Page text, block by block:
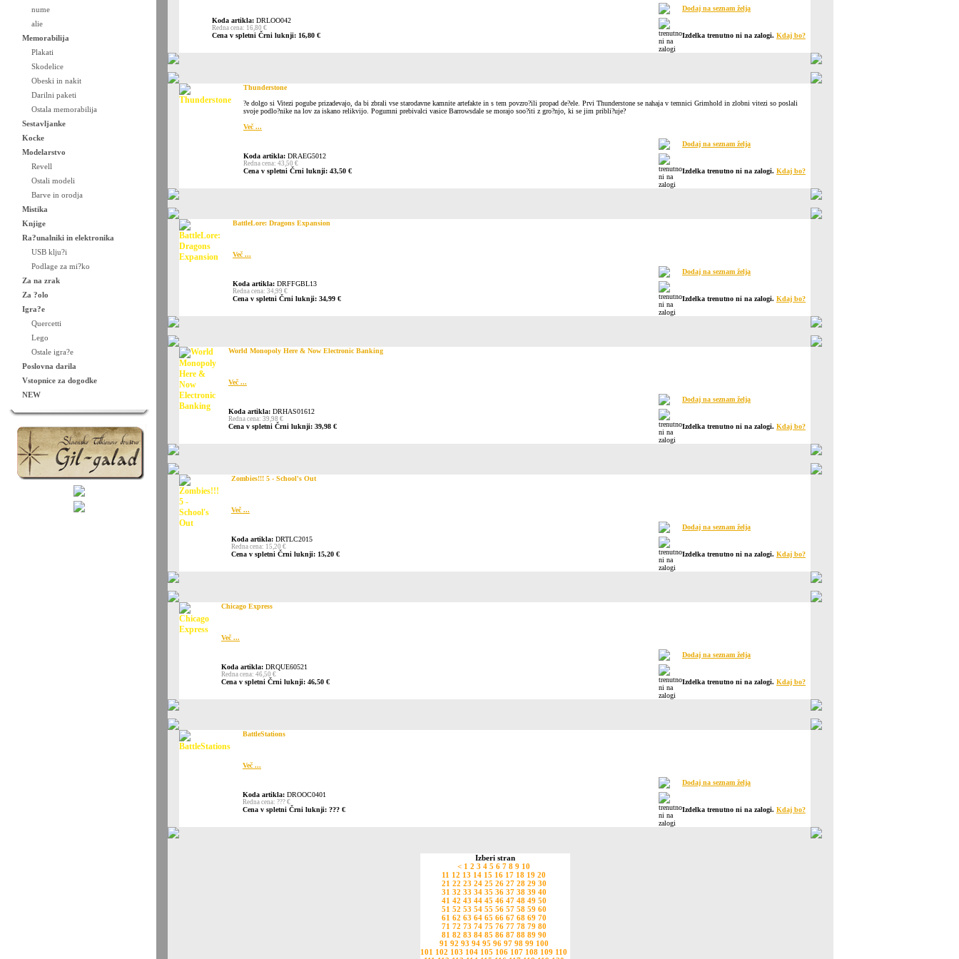
nume
alie
Memorabilija
Plakati
Skodelice
Obeski in nakit
Darilni paketi
Ostala memorabilija
Sestavljanke
Kocke
Modelarstvo
Revell
Ostali modeli
Barve in orodja
Mistika
Knjige
Ra?unalniki in elektronika
USB klju?i
Podlage za mi?ko
Za na zrak
Za ?olo
Igra?e
Quercetti
Lego
Ostale igra?e
Poslovna darila
Vstopnice za dogodke
NEW
Koda artikla: DRLOO042
Redna cena: 16,80 €
Cena v spletni Črni luknji: 16,80 €
Dodaj na seznam želja
Izdelka trenutno ni na zalogi. Kdaj bo?
Thunderstone
?e dolgo si Vitezi pogube prizadevajo, da bi zbrali vse starodavne kamnite artefakte in s tem povzro?ili propad de?ele. Prvi Thunderstone se nahaja v temnici Grimhold in zlobni vitezi so poslali
svoje podlo?nike na lov za iskano relikvijo. Pogumni prebivalci vasice Barrowsdale se morajo soo?iti z gro?njo, ki se jim pribli?uje?
Več ...
Koda artikla: DRAEG5012
Redna cena: 43,50 €
Cena v spletni Črni luknji: 43,50 €
Dodaj na seznam želja
Izdelka trenutno ni na zalogi. Kdaj bo?
BattleLore: Dragons Expansion
Več ...
Koda artikla: DRFFGBL13
Redna cena: 34,99 €
Cena v spletni Črni luknji: 34,99 €
Dodaj na seznam želja
Izdelka trenutno ni na zalogi. Kdaj bo?
World Monopoly Here & Now Electronic Banking
Več ...
Koda artikla: DRHAS01612
Redna cena: 39,98 €
Cena v spletni Črni luknji: 39,98 €
Dodaj na seznam želja
Izdelka trenutno ni na zalogi. Kdaj bo?
Zombies!!! 5 - School's Out
Več ...
Koda artikla: DRTLC2015
Redna cena: 15,20 €
Cena v spletni Črni luknji: 15,20 €
Dodaj na seznam želja
Izdelka trenutno ni na zalogi. Kdaj bo?
Chicago Express
Več ...
Koda artikla: DRQUE60521
Redna cena: 46,50 €
Cena v spletni Črni luknji: 46,50 €
Dodaj na seznam želja
Izdelka trenutno ni na zalogi. Kdaj bo?
BattleStations
Več ...
Koda artikla: DROOC0401
Redna cena: ??? €
Cena v spletni Črni luknji: ??? €
Dodaj na seznam želja
Izdelka trenutno ni na zalogi. Kdaj bo?
Izberi stran
< 1 2 3 4 5 6 7 8 9 10
11 12 13 14 15 16 17 18 19 20
21 22 23 24 25 26 27 28 29 30
31 32 33 34 35 36 37 38 39 40
41 42 43 44 45 46 47 48 49 50
51 52 53 54 55 56 57 58 59 60
61 62 63 64 65 66 67 68 69 70
71 72 73 74 75 76 77 78 79 80
81 82 83 84 85 86 87 88 89 90
91 92 93 94 95 96 97 98 99 100
101 102 103 104 105 106 107 108 109 110